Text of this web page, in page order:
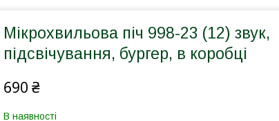
Мікрохвильова піч 998-23 (12) звук,
підсвічування, бургер, в коробці
690 ₴
В наявності